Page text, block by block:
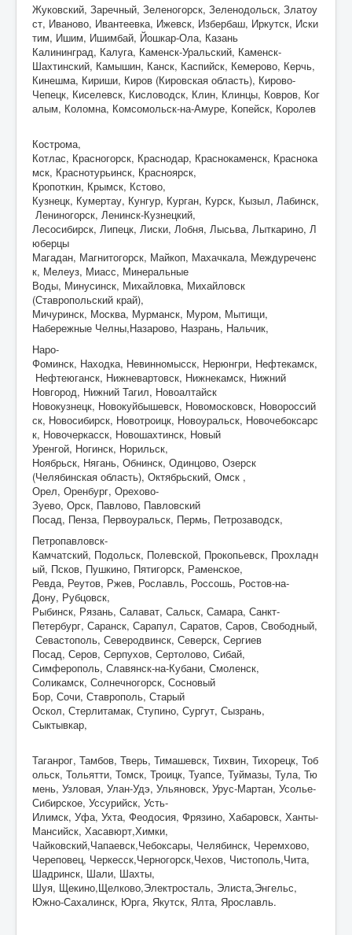
Жуковский, Заречный, Зеленогорск, Зеленодольск, Златоу
ст, Иваново, Ивантеевка, Ижевск, Избербаш, Иркутск, Иски
тим, Ишим, Ишимбай, Йошкар-Ола, Казань
Калининград, Калуга, Каменск-Уральский, Каменск-
Шахтинский, Камышин, Канск, Каспийск, Кемерово, Керчь,
Кинешма, Кириши, Киров (Кировская область), Кирово-
Чепецк, Киселевск, Кисловодск, Клин, Клинцы, Ковров, Ког
алым, Коломна, Комсомольск-на-Амуре, Копейск, Королев
Кострома,
Котлас, Красногорск, Краснодар, Краснокаменск, Краснока
мск, Краснотурьинск, Красноярск,
Кропоткин, Крымск, Кстово,
Кузнецк, Кумертау, Кунгур, Курган, Курск, Кызыл, Лабинск,
Лениногорск, Ленинск-Кузнецкий,
Лесосибирск, Липецк, Лиски, Лобня, Лысьва, Лыткарино, Л
юберцы
Магадан, Магнитогорск, Майкоп, Махачкала, Междуреченс
к, Мелеуз, Миасс, Минеральные
Воды, Минусинск, Михайловка, Михайловск
(Ставропольский край),
Мичуринск, Москва, Мурманск, Муром, Мытищи,
Набережные Челны,Назарово, Назрань, Нальчик,
Наро-
Фоминск, Находка, Невинномысск, Нерюнгри, Нефтекамск,
Нефтеюганск, Нижневартовск, Нижнекамск, Нижний
Новгород, Нижний Тагил, Новоалтайск
Новокузнецк, Новокуйбышевск, Новомосковск, Новороссий
ск, Новосибирск, Новотроицк, Новоуральск, Новочебоксарс
к, Новочеркасск, Новошахтинск, Новый
Уренгой, Ногинск, Норильск,
Ноябрьск, Нягань, Обнинск, Одинцово, Озерск
(Челябинская область), Октябрьский, Омск ,
Орел, Оренбург, Орехово-
Зуево, Орск, Павлово, Павловский
Посад, Пенза, Первоуральск, Пермь, Петрозаводск,
Петропавловск-
Камчатский, Подольск, Полевской, Прокопьевск, Прохладн
ый, Псков, Пушкино, Пятигорск, Раменское,
Ревда, Реутов, Ржев, Рославль, Россошь, Ростов-на-
Дону, Рубцовск,
Рыбинск, Рязань, Салават, Сальск, Самара, Санкт-
Петербург, Саранск, Сарапул, Саратов, Саров, Свободный,
Севастополь, Северодвинск, Северск, Сергиев
Посад, Серов, Серпухов, Сертолово, Сибай,
Симферополь, Славянск-на-Кубани, Смоленск,
Соликамск, Солнечногорск, Сосновый
Бор, Сочи, Ставрополь, Старый
Оскол, Стерлитамак, Ступино, Сургут, Сызрань,
Сыктывкар,
Таганрог, Тамбов, Тверь, Тимашевск, Тихвин, Тихорецк, Тоб
ольск, Тольятти, Томск, Троицк, Туапсе, Туймазы, Тула, Тю
мень, Узловая, Улан-Удэ, Ульяновск, Урус-Мартан, Усолье-
Сибирское, Уссурийск, Усть-
Илимск, Уфа, Ухта, Феодосия, Фрязино, Хабаровск, Ханты-
Мансийск, Хасавюрт,Химки,
Чайковский,Чапаевск,Чебоксары, Челябинск, Черемхово,
Череповец, Черкесск,Черногорск,Чехов, Чистополь,Чита,
Шадринск, Шали, Шахты,
Шуя, Щекино,Щелково,Электросталь, Элиста,Энгельс,
Южно-Сахалинск, Юрга, Якутск, Ялта, Ярославль.